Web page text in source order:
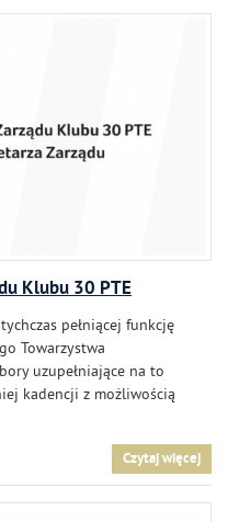
Klubu 30 PTE
pełniącej funkcję
Towarzystwa
uzupełniające na to
kadencji z możliwością
Czytaj więcej